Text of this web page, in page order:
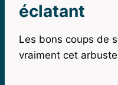
éclatant
Les bons coups de
vraiment cet